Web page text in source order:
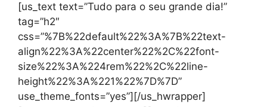
[us_text text=”Tudo para o seu grande dia!”
tag=”h2″
css=”%7B%22default%22%3A%7B%22text-
align%22%3A%22center%22%2C%22font-
size%22%3A%224rem%22%2C%22line-
height%22%3A%221%22%7D%7D”
use_theme_fonts=”yes”][/us_hwrapper]